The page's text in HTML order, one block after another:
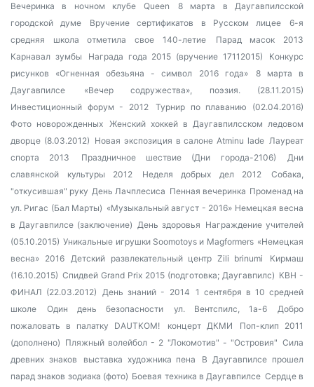
Вечеринка в ночном клубе Queen
8 марта в Даугавпилсской
городской думе
Вручение сертификатов в Русском лицее
6-я
средняя школа отметила свое 140-летие
Парад масок 2013
Карнавал зумбы
Награда года 2015 (вручение 17112015)
Конкурс
рисунков «Огненная обезьяна - символ 2016 года»
8 марта в
Даугавпилсе
«Вечер содружества», поэзия. (28.11.2015)
Инвестиционный форум - 2012
Турнир по плаванию (02.04.2016)
Фото новорожденных Женский хоккей в Даугавпилсском ледовом
дворце (8.03.2012) Новая экспозиция в салоне Atminu lade Лауреат
спорта 2013
Праздничное шествие (Дни города-2106)
Дни
славянской культуры 2012
Неделя добрых дел 2012
Собака,
"откусившая" руку День Лачплесиса Пенная вечеринка Променад на
ул. Ригас (Бал Марты) «Музыкальный август - 2016» Немецкая весна
в Даугавпилсе (заключение) День здоровья Награждение учителей
(05.10.2015) Уникальные игрушки Soomotoys и Magformers «Немецкая
весна» 2016
Детский развлекательный центр Zili brinumi
Кирмаш
(16.10.2015) Спидвей Grand Prix 2015 (подготовка; Даугавпилс) КВН -
ФИНАЛ (22.03.2012)
День знаний - 2014 1 сентября в 10 средней
школе
Один день безопасности ул. Вентспилс, 1а-6
Добро
пожаловать в палатку DAUTKOM!
концерт ДКМИ
Поп-клип 2011
(дополнено) Пляжный волейбол - 2 "Локомотив" - "Островия" Сила
древних знаков
выставка художника пена
В Даугавпилсе прошел
парад знаков зодиака (фото) Боевая техника в Даугавпилсе Сердце в